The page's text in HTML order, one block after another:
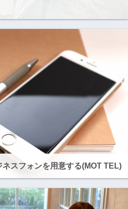
ネスフォンを用意する(MOT TEL)